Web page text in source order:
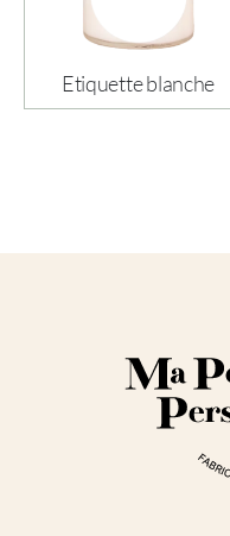
Etiquette blanche